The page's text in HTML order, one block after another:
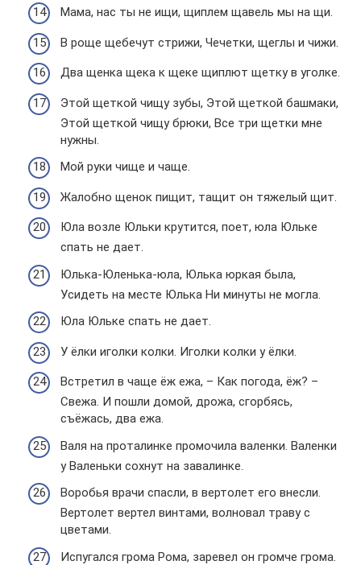
Мама, нас ты не ищи, щиплем щавель мы на щи.
В роще щебечут стрижи, Чечетки, щеглы и чижи.
Два щенка щека к щеке щиплют щетку в уголке.
Этой щеткой чищу зубы, Этой щеткой башмаки,
Этой щеткой чищу брюки, Все три щетки мне
нужны.
Мой руки чище и чаще.
Жалобно щенок пищит, тащит он тяжелый щит.
Юла возле Юльки крутится, поет, юла Юльке
спать не дает.
Юлька-Юленька-юла, Юлька юркая была,
Усидеть на месте Юлька Ни минуты не могла.
Юла Юльке спать не дает.
У ёлки иголки колки. Иголки колки у ёлки.
Встретил в чаще ёж ежа, – Как погода, ёж? –
Свежа. И пошли домой, дрожа, сгорбясь,
съёжась, два ежа.
Валя на проталинке промочила валенки. Валенки
у Валеньки сохнут на завалинке.
Воробья врачи спасли, в вертолет его внесли.
Вертолет вертел винтами, волновал траву с
цветами.
Испугался грома Рома, заревел он громче грома.